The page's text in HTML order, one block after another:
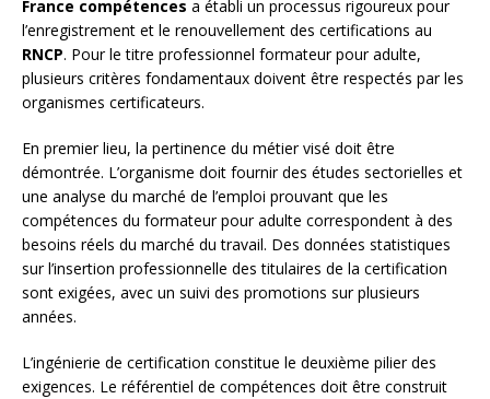
France compétences a établi un processus rigoureux pour
l’enregistrement et le renouvellement des certifications au
RNCP. Pour le titre professionnel formateur pour adulte,
plusieurs critères fondamentaux doivent être respectés par les
organismes certificateurs.
En premier lieu, la pertinence du métier visé doit être
démontrée. L’organisme doit fournir des études sectorielles et
une analyse du marché de l’emploi prouvant que les
compétences du formateur pour adulte correspondent à des
besoins réels du marché du travail. Des données statistiques
sur l’insertion professionnelle des titulaires de la certification
sont exigées, avec un suivi des promotions sur plusieurs
années.
L’ingénierie de certification constitue le deuxième pilier des
exigences. Le référentiel de compétences doit être construit